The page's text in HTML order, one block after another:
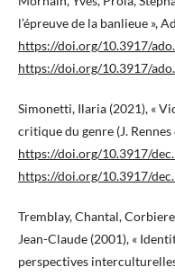
l’épreuve de la banlieue »,
https://doi.org/10.3917/
https://doi.org/10.3917/
Simonetti, Ilaria (2021), «
critique du genre (J.
https://doi.org/10.3917/
https://doi.org/10.3917/
Tremblay, Chantal,
Jean-Claude (2001), «
perspectives